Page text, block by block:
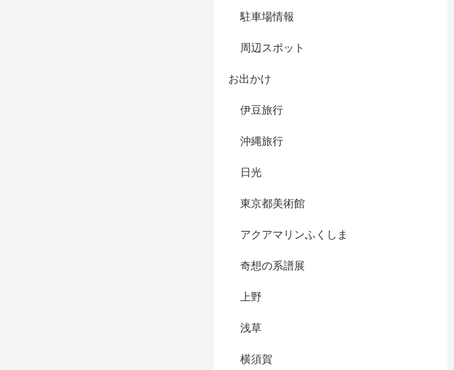
駐車場情報
周辺スポット
お出かけ
伊豆旅行
沖縄旅行
日光
東京都美術館
アクアマリンふくしま
奇想の系譜展
上野
浅草
横須賀